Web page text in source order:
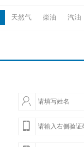
天然气 柴油 汽油